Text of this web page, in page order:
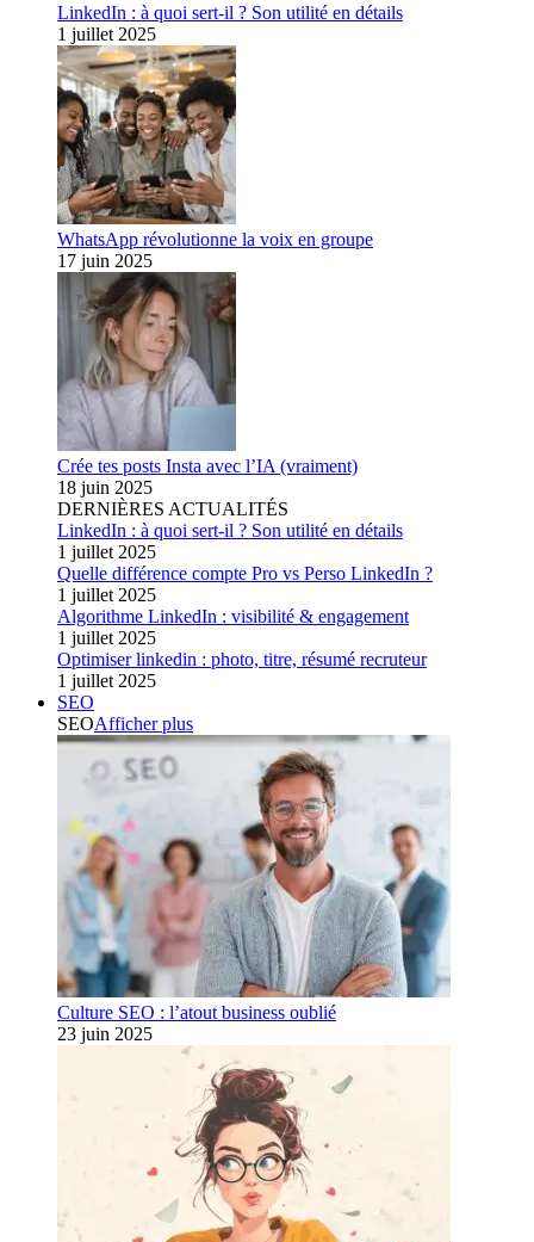
LinkedIn : à quoi sert-il ? Son utilité en détails
1 juillet 2025
WhatsApp révolutionne la voix en groupe
17 juin 2025
Crée tes posts Insta avec l’IA (vraiment)
18 juin 2025
DERNIÈRES ACTUALITÉS
LinkedIn : à quoi sert-il ? Son utilité en détails
1 juillet 2025
Quelle différence compte Pro vs Perso LinkedIn ?
1 juillet 2025
Algorithme LinkedIn : visibilité & engagement
1 juillet 2025
Optimiser linkedin : photo, titre, résumé recruteur
1 juillet 2025
SEO
SEOAfficher plus
Culture SEO : l’atout business oublié
23 juin 2025